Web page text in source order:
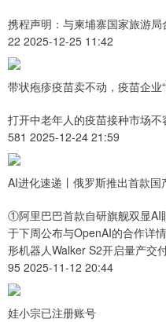
携程声明：与柬埔寨国家旅游
22 2025-12-25 11:42
带状疱疹疫苗卖不动，疫苗企业
打开中老年人的疫苗接种市场不
581 2025-12-24 21:59
AI进化速递丨俄罗斯推出首款国
①阿里巴巴首款自研旗舰双显
于下周公布与OpenAI的合作详
形机器人Walker S2开启量产交付
95 2025-11-12 20:44
娃小宗已注册账号